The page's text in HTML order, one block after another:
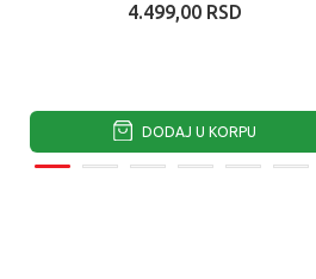
4.499,00 RSD
DODAJ U KORPU